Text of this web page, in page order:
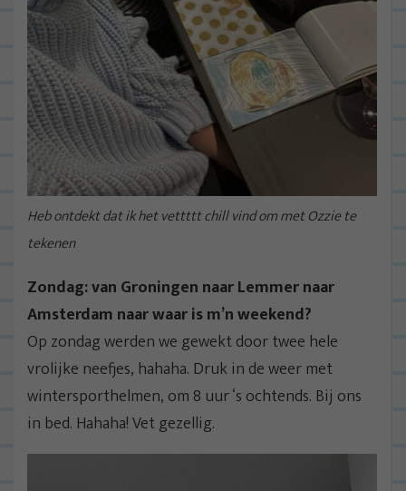
Heb ontdekt dat ik het vettttt chill vind om met Ozzie te
tekenen
Zondag: van Groningen naar Lemmer naar
Amsterdam naar waar is m’n weekend?
Op zondag werden we gewekt door twee hele
vrolijke neefjes, hahaha. Druk in de weer met
wintersporthelmen, om 8 uur ‘s ochtends. Bij ons
in bed. Hahaha! Vet gezellig.